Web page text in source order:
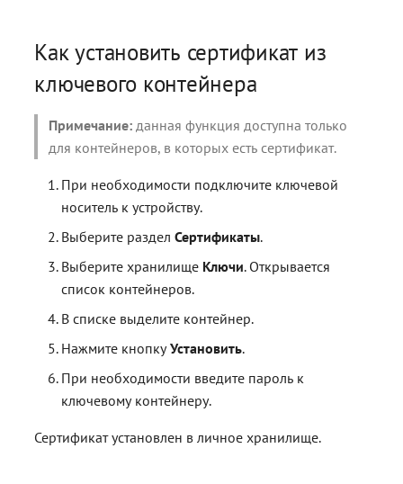
Как установить сертификат из
ключевого контейнера
Примечание: данная функция доступна только
для контейнеров, в которых есть сертификат.
При необходимости подключите ключевой
носитель к устройству.
Выберите разделСертификаты.
Выберите хранилище Ключи. Открывается
список контейнеров.
В списке выделите контейнер.
Нажмите кнопкуУстановить.
При необходимости введите пароль к
ключевому контейнеру.
Сертификат установлен в личное хранилище.